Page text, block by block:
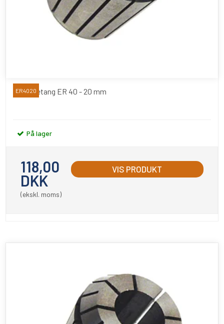
Spændetang ER 40 - 20 mm
ER4020
På lager
118,00
DKK
(ekskl. moms)
VIS PRODUKT